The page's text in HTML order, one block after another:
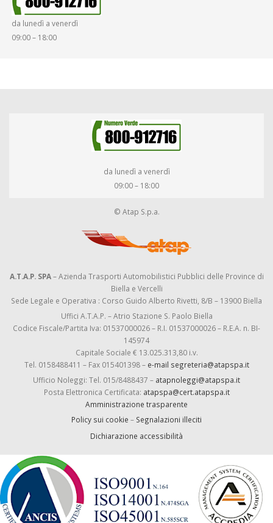
da lunedì a venerdì
09:00 – 18:00
da lunedì a venerdì
09:00 – 18:00
© Atap S.p.a.
A.T.A.P. SPA– Azienda Trasporti Automobilistici Pubblici delle Province di
Biella e Vercelli
Sede Legale e Operativa : Corso Guido Alberto Rivetti, 8/B – 13900 Biella
Uffici A.T.A.P. – Atrio Stazione S. Paolo Biella
Codice Fiscale/Partita Iva: 01537000026 – R.I. 01537000026 – R.E.A. n. BI-
145974
Capitale Sociale € 13.025.313,80 i.v.
Tel. 0158488411 – Fax 015401398 – e-mail segreteria@atapspa.it
Ufficio Noleggi: Tel. 015/8488437 – atapnoleggi@atapspa.it
Posta Elettronica Certificata: atapspa@cert.atapspa.it
Amministrazione trasparente
Policy sui cookie – Segnalazioni illeciti
Dichiarazione accessibilità